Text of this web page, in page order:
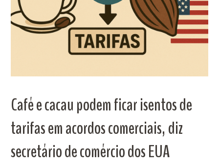
Café e cacau podem ficar isentos de
tarifas em acordos comerciais, diz
secretário de comércio dos EUA